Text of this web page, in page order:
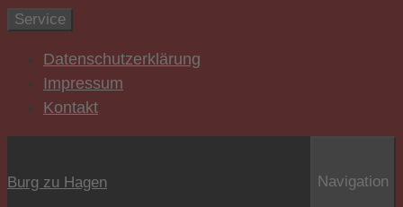
Zum
springen
Service
Datenschutzerklärung
Impressum
Kontakt
Burg zu Hagen Navigation